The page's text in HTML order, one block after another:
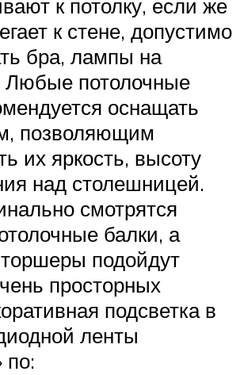
к потолку, если же
к стене, допустимо
бра, лампы на
Любые потолочные
оснащать
позволяющим
их яркость, высоту
над столешницей.
смотрятся
балки, а
подойдут
просторных
подсветка в
ленты
по: